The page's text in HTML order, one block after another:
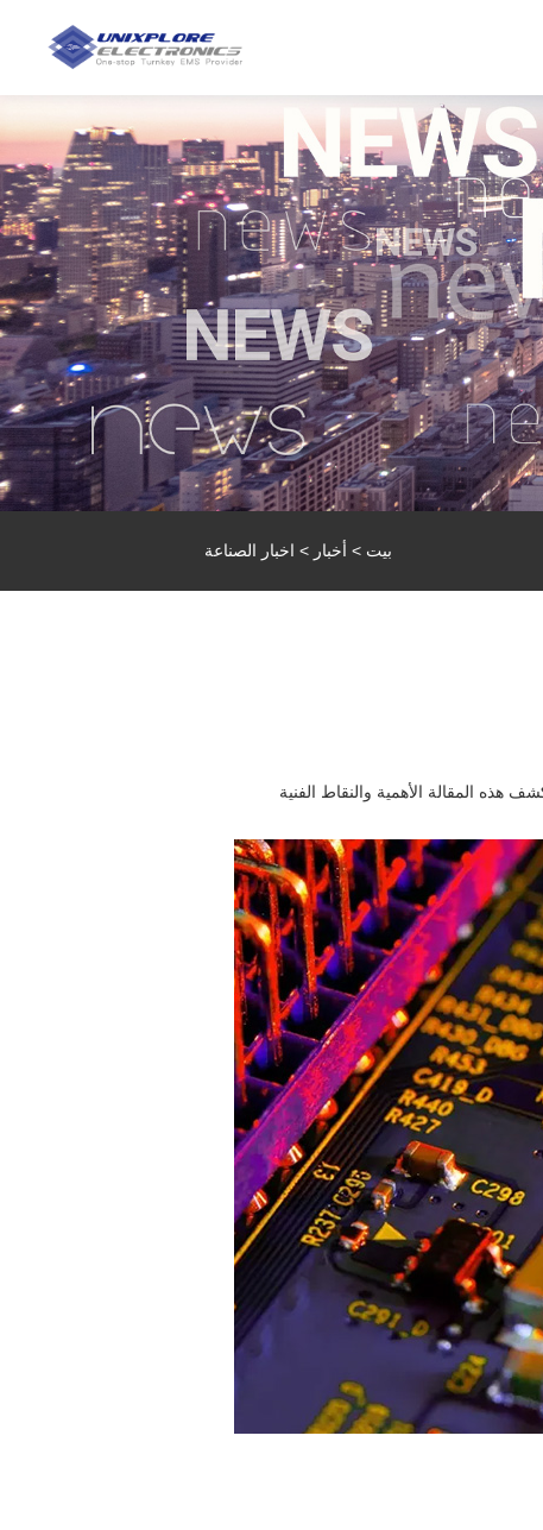
بيت > أخبار > اخبار الصناعة
المقالة الأهمية والنقاط الفنية